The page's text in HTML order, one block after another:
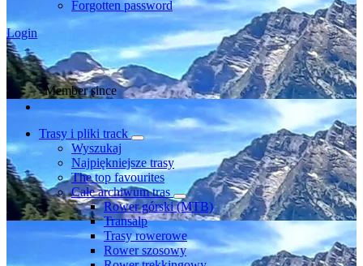
Forgotten password
Login
Member since
Trasy i pliki track
Wyszukaj
Najpiękniejsze trasy
The top favourites
Całe archiwum tras
Rower górski (MTB)
Transalp
Trasy rowerowe
Rower szosowy